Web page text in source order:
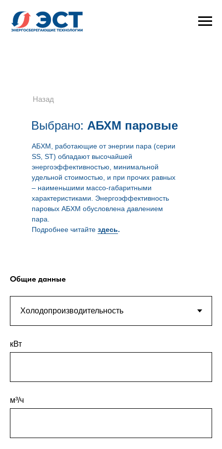
Назад
Выбрано: АБХМ паровые
АБХМ, работающие от энергии пара (серии
SS, ST) обладают высочайшей
энергоэффективностью, минимальной
удельной стоимостью, и при прочих равных
– наименьшими массо-габаритными
характеристиками. Энергоэффективность
паровых АБХМ обусловлена давлением
пара.
Подробнее читайте здесь.
Общие данные
кВт
м³/ч